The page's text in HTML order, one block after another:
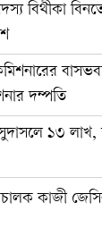
বিথীকা
দম্পতি
১৩ লাখ,
কাজী